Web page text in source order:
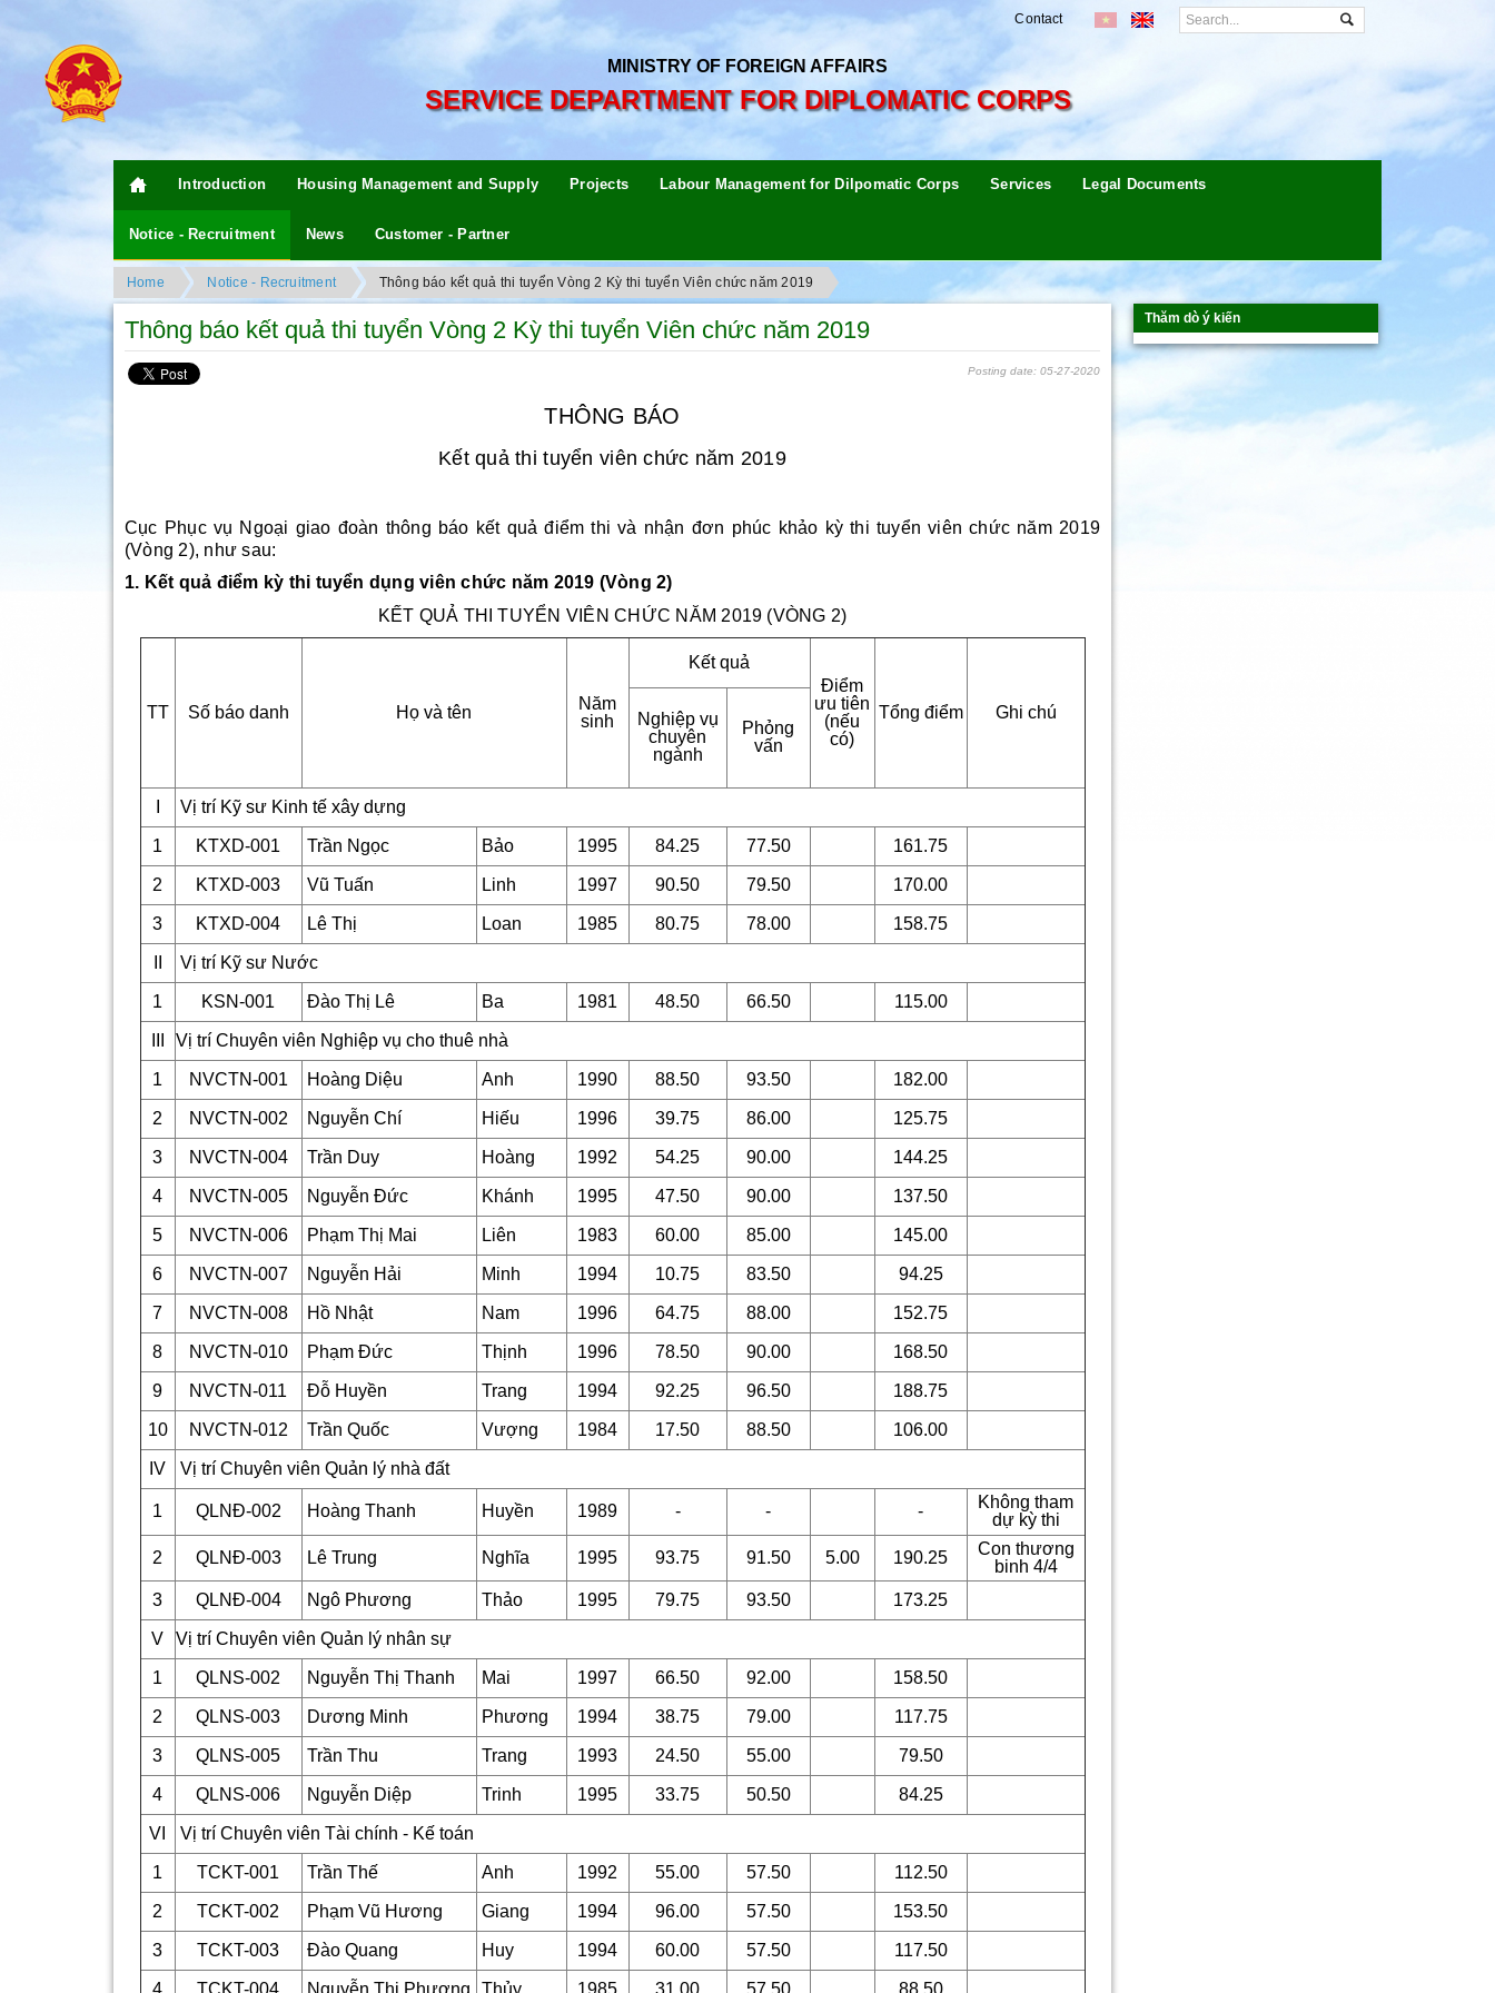
Contact
MINISTRY OF FOREIGN AFFAIRS
SERVICE DEPARTMENT FOR DIPLOMATIC CORPS
Introduction Housing Management and Supply Projects Labour Management for Dilpomatic Corps Services Legal Documents
Notice - Recruitment News Customer - Partner
Home Notice - Recruitment Thông báo kết quả thi tuyển Vòng 2 Kỳ thi tuyển Viên chức năm 2019
Thông báo kết quả thi tuyển Vòng 2 Kỳ thi tuyển Viên chức năm 2019
Posting date: 05-27-2020
THÔNG BÁO
Kết quả thi tuyển viên chức năm 2019
Cục Phục vụ Ngoại giao đoàn thông báo kết quả điểm thi và nhận đơn phúc khảo kỳ thi tuyển viên chức năm 2019
(Vòng 2), như sau:
1. Kết quả điểm kỳ thi tuyển dụng viên chức năm 2019 (Vòng 2)
KẾT QUẢ THI TUYỂN VIÊN CHỨC NĂM 2019 (VÒNG 2)
TT Số báo danh Họ và tên
Năm
sinh
Kết quả
Điểm
ưu tiên
(nếu
có)
Tổng điểm Ghi chú
Nghiệp vụ
chuyên
ngành
Phỏng
vấn
Vị trí Kỹ sư Kinh tế xây dựng
1 KTXD-001 Trần Ngọc Bảo 1995 84.25 77.50 161.75
2 KTXD-003 Vũ Tuấn Linh 1997 90.50 79.50 170.00
3 KTXD-004 Lê Thị Loan 1985 80.75 78.00 158.75
Vị trí Kỹ sư Nước
1 KSN-001 Đào Thị Lê Ba 1981 48.50 66.50 115.00
Vị trí Chuyên viên Nghiệp vụ cho thuê nhà
1 NVCTN-001 Hoàng Diệu Anh 1990 88.50 93.50 182.00
2 NVCTN-002 Nguyễn Chí Hiếu 1996 39.75 86.00 125.75
3 NVCTN-004 Trần Duy Hoàng 1992 54.25 90.00 144.25
4 NVCTN-005 Nguyễn Đức Khánh 1995 47.50 90.00 137.50
5 NVCTN-006 Phạm Thị Mai Liên 1983 60.00 85.00 145.00
6 NVCTN-007 Nguyễn Hải Minh 1994 10.75 83.50 94.25
7 NVCTN-008 Hồ Nhật Nam 1996 64.75 88.00 152.75
8 NVCTN-010 Phạm Đức Thịnh 1996 78.50 90.00 168.50
9 NVCTN-011 Đỗ Huyền Trang 1994 92.25 96.50 188.75
10 NVCTN-012 Trần Quốc Vượng 1984 17.50 88.50 106.00
IV Vị trí Chuyên viên Quản lý nhà đất
1 QLNĐ-002 Hoàng Thanh Huyền 1989 - - -
Không tham
dự kỳ thi
2
QLNĐ-003 Lê Trung Nghĩa 1995 93.75 91.50 5.00 190.25
Con thương
binh 4/4
3
QLNĐ-004 Ngô Phương Thảo 1995 79.75 93.50 173.25
V Vị trí Chuyên viên Quản lý nhân sự
1 QLNS-002 Nguyễn Thị Thanh Mai 1997 66.50 92.00 158.50
2 QLNS-003 Dương Minh Phương 1994 38.75 79.00 117.75
3 QLNS-005 Trần Thu Trang 1993 24.50 55.00 79.50
4 QLNS-006 Nguyễn Diệp Trinh 1995 33.75 50.50 84.25
VI Vị trí Chuyên viên Tài chính - Kế toán
1 TCKT-001 Trần Thế Anh 1992 55.00 57.50 112.50
2 TCKT-002 Phạm Vũ Hương Giang 1994 96.00 57.50 153.50
3 TCKT-003 Đào Quang Huy 1994 60.00 57.50 117.50
4 TCKT-004 Nguyễn Thị Phương Thủy 1985 31.00 57.50 88.50
Thăm dò ý kiến